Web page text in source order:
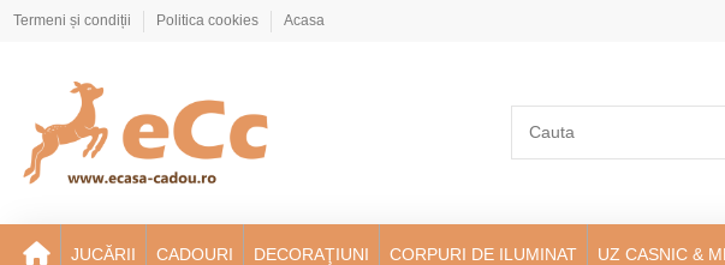
Termeni și condiții Politica cookies Acasa
JUCĂRII CADOURI DECORAŢIUNI CORPURI DE ILUMINAT UZ CASNIC &